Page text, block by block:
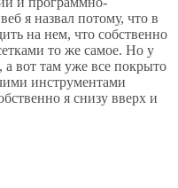
я назвал потому, что в
на нем, что собственно
то же самое. Но у
вот там уже все покрыто
инструментами
я снизу вверх и